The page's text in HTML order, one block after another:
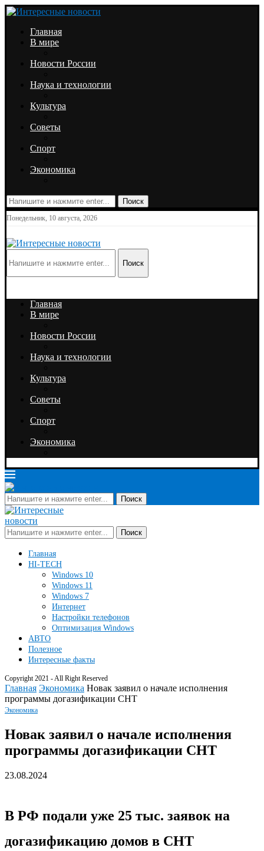
Главная
В мире
Новости России
Наука и технологии
Культура
Советы
Спорт
Экономика
Поиск
Понедельник, 10 августа, 2026
Поиск
Главная
В мире
Новости России
Наука и технологии
Культура
Советы
Спорт
Экономика
Поиск
Поиск
Главная
HI-TECH
Windows 10
Windows 11
Windows 7
Интернет
Настройки телефонов
Оптимизация Windows
АВТО
Полезное
Интересные факты
Copyright 2021 - All Right Reserved
Главная Экономика Новак заявил о начале исполнения
программы догазификации СНТ
Экономика
Новак заявил о начале исполнения
программы догазификации СНТ
23.08.2024
В РФ подали уже 25 тыс. заявок на
догазификацию домов в СНТ